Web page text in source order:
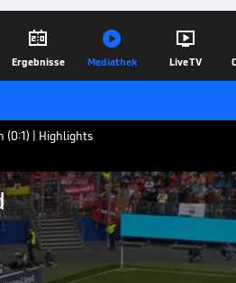

Ergebnisse

Mediathek

Live TV
(0:1) | Highlights
Abschied
auch in Hamburg.